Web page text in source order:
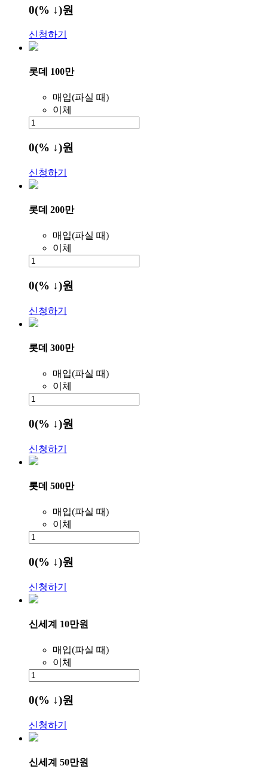
0(% ↓)원
신청하기
롯데 100만
매입(파실 때)
이체
0(% ↓)원
신청하기
롯데 200만
매입(파실 때)
이체
0(% ↓)원
신청하기
롯데 300만
매입(파실 때)
이체
0(% ↓)원
신청하기
롯데 500만
매입(파실 때)
이체
0(% ↓)원
신청하기
신세계 10만원
매입(파실 때)
이체
0(% ↓)원
신청하기
신세계 50만원